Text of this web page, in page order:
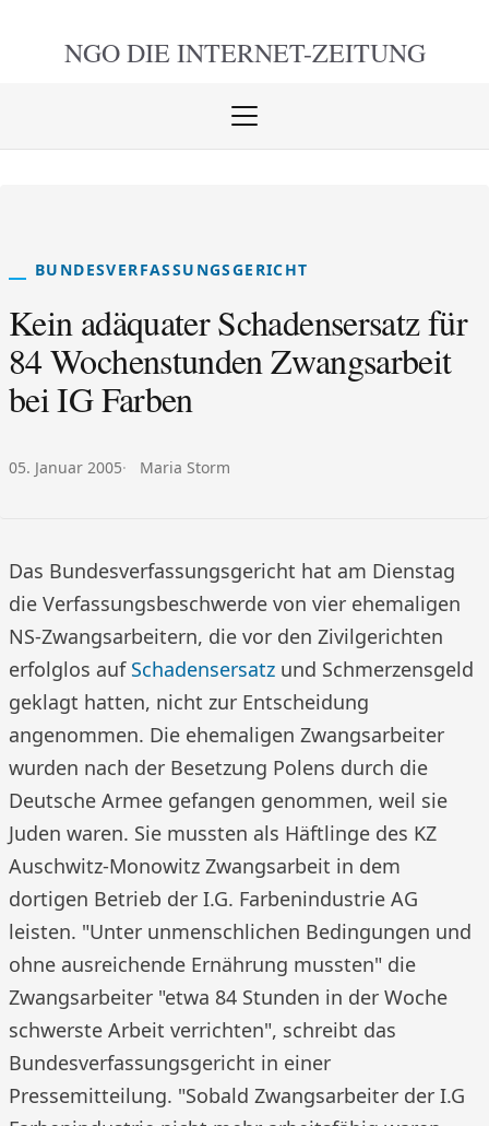
NGO DIE INTERNET-ZEITUNG
Menü
BUNDESVERFASSUNGSGERICHT
Kein adäquater Schadensersatz für
84 Wochenstunden Zwangsarbeit
bei IG Farben
Veröffentlicht am:
05. Januar 2005 Autor:
Maria Storm
Das Bundesverfassungsgericht hat am Dienstag
die Verfassungsbeschwerde von vier ehemaligen
NS-Zwangsarbeitern, die vor den Zivilgerichten
erfolglos auf Schadensersatz und Schmerzensgeld
geklagt hatten, nicht zur Entscheidung
angenommen. Die ehemaligen Zwangsarbeiter
wurden nach der Besetzung Polens durch die
Deutsche Armee gefangen genommen, weil sie
Juden waren. Sie mussten als Häftlinge des KZ
Auschwitz-Monowitz Zwangsarbeit in dem
dortigen Betrieb der I.G. Farbenindustrie AG
leisten. "Unter unmenschlichen Bedingungen und
ohne ausreichende Ernährung mussten" die
Zwangsarbeiter "etwa 84 Stunden in der Woche
schwerste Arbeit verrichten", schreibt das
Bundesverfassungsgericht in einer
Pressemitteilung. "Sobald Zwangsarbeiter der I.G